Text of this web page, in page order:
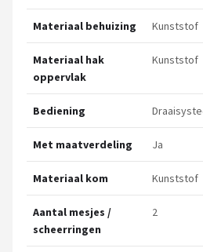
Materiaal behuizing Kunststof
Materiaal hak
oppervlak
Kunststof
Bediening
Met maatverdeling Ja
Materiaal kom Kunststof
Aantal mesjes /
scheerringen
2